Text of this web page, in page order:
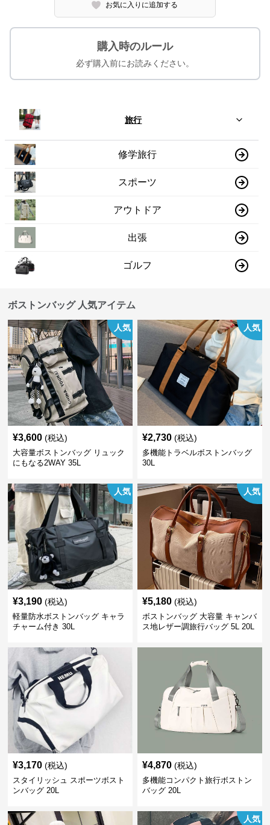
お気に入りに追加する
購入時のルール
必ず購入前にお読みください。
旅行
修学旅行
スポーツ
アウトドア
出張
ゴルフ
ボストンバッグ 人気アイテム
人気
¥3,600 (税込)
大容量ボストンバッグ リュック
にもなる2WAY 35L
人気
¥2,730 (税込)
多機能トラベルボストンバッグ
30L
人気
¥3,190 (税込)
軽量防水ボストンバッグ キャラ
チャーム付き 30L
人気
¥5,180 (税込)
ボストンバッグ 大容量 キャンバ
ス地レザー調旅行バッグ 5L 20L
¥3,170 (税込)
スタイリッシュ スポーツボスト
ンバッグ 20L
¥4,870 (税込)
多機能コンパクト旅行ボストン
バッグ 20L
人気